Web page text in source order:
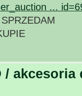
...
/ akcesoria